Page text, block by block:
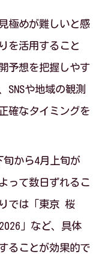
を満喫しよう
極めが難しいと感
を活用すること
予想を把握しやす
SNSや地域の観測
確なタイミングを
から4月上旬が
って数日ずれるこ
では「東京 桜
」など、具体
ることが効果的で